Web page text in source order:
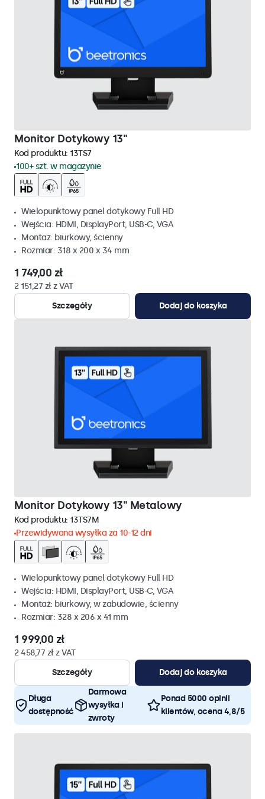
Monitor Dotykowy 13"
Kod produktu: 13TS7
100+ szt. w magazynie
Wielopunktowy panel dotykowy Full HD
Wejścia: HDMI, DisplayPort, USB-C, VGA
Montaż: biurkowy, ścienny
Rozmiar: 318 x 200 x 34 mm
1 749,00 zł
2 151,27 zł z VAT
Szczegóły
Dodaj do koszyka
Monitor Dotykowy 13" Metalowy
Kod produktu: 13TS7M
Przewidywana wysyłka za 10-12 dni
Wielopunktowy panel dotykowy Full HD
Wejścia: HDMI, DisplayPort, USB-C, VGA
Montaż: biurkowy, w zabudowie, ścienny
Rozmiar: 328 x 206 x 41 mm
1 999,00 zł
2 458,77 zł z VAT
Szczegóły
Dodaj do koszyka
Długa
dostępność
Darmowa
wysyłka i
zwroty
Ponad 5000 opinii
klientów, ocena 4,8/5